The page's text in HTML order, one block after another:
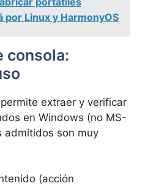
por Linux y HarmonyOS
consola:
extraer y verificar
en Windows (no MS-
admitidos son muy
(acción